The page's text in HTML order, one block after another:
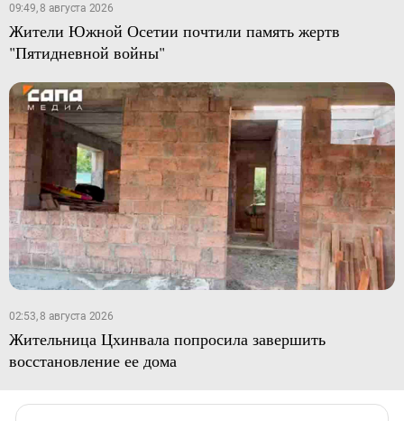
09:49, 8 августа 2026
Жители Южной Осетии почтили память жертв
"Пятидневной войны"
02:53, 8 августа 2026
Жительница Цхинвала попросила завершить
восстановление ее дома